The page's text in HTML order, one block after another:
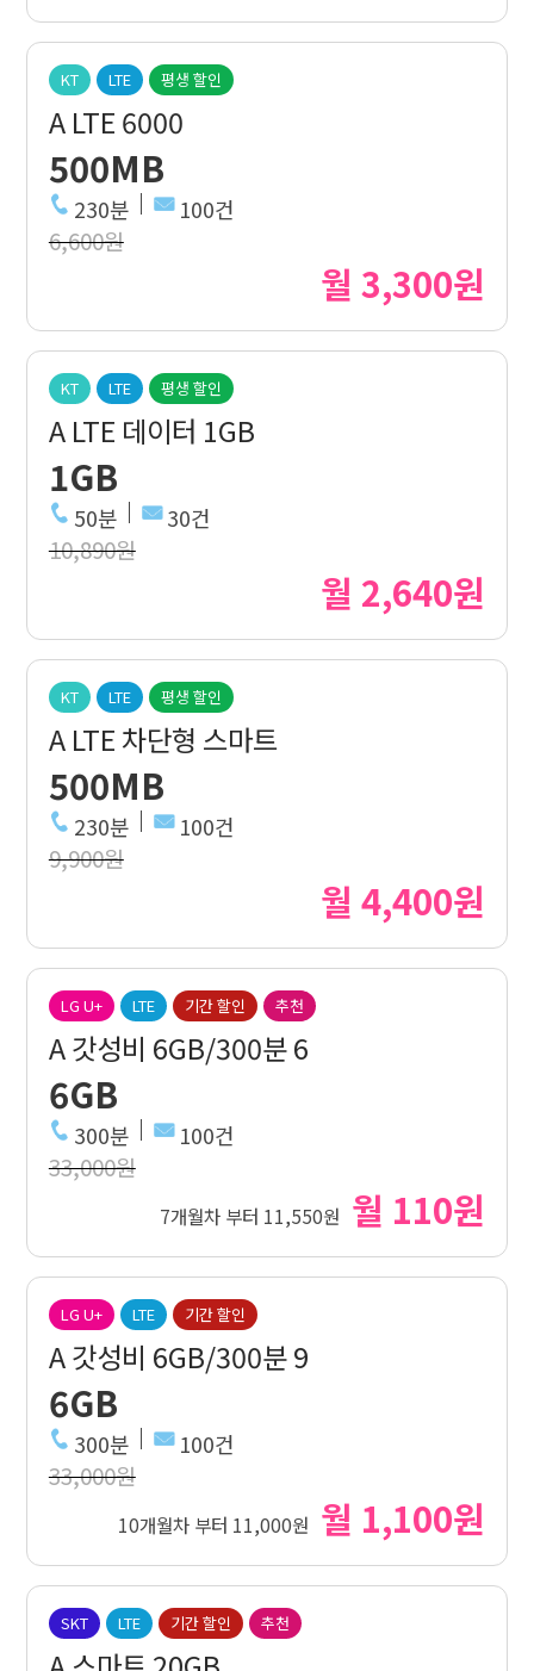
KT LTE 평생 할인
A LTE 6000
500MB
230분 100건
6,600원
월 3,300원
KT LTE 평생 할인
A LTE 데이터 1GB
1GB
50분 30건
10,890원
월 2,640원
KT LTE 평생 할인
A LTE 차단형 스마트
500MB
230분 100건
9,900원
월 4,400원
LG U+ LTE 기간 할인 추천
A 갓성비 6GB/300분 6
6GB
300분 100건
33,000원
7개월차 부터 11,550원 월 110원
LG U+ LTE 기간 할인
A 갓성비 6GB/300분 9
6GB
300분 100건
33,000원
10개월차 부터 11,000원 월 1,100원
SKT LTE 기간 할인 추천